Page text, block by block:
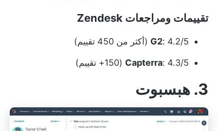
تقييمات ومراجعات Zendesk
G2: 4.2/5 (أكثر من 450 تقييم)
Capterra: 4.3/5 (150+ تقييم)
3. هبسبوت